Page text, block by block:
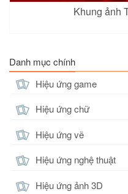
Khung ảnh
Danh mục chính
Hiệu ứng game
Hiệu ứng chữ
Hiệu ứng vẽ
Hiệu ứng nghệ thuật
Hiệu ứng ảnh 3D